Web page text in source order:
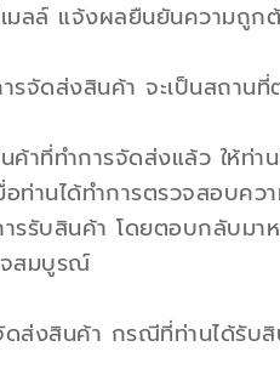
เมลล์ แจ้งผลยืนยันความถู
รจัดส่งสินค้า จะเป็นสถานที่
ค้าที่ทำการจัดส่งแล้ว ให้ท่
ท่านได้ทำการตรวจสอบค
รรับสินค้า โดยตอบกลับมาห
จสมบูรณ์
ดส่งสินค้า กรณีที่ท่านได้รับ